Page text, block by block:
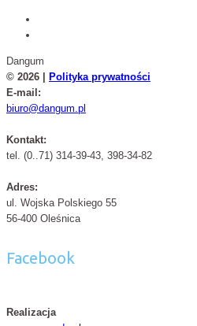
Dangum
© 2026 |
Polityka prywatności
E-mail:
biuro@dangum.pl
Kontakt:
tel. (0..71) 314-39-43, 398-34-82
Adres:
ul. Wojska Polskiego 55
56-400 Oleśnica
Facebook
Realizacja